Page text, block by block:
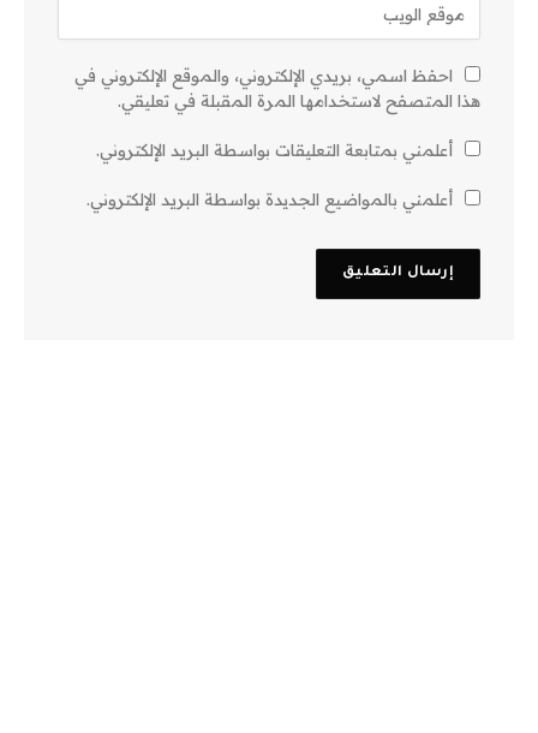
احفظ اسمي، بريدي الإلكتروني، والموقع الإلكتروني في
هذا المتصفح لاستخدامها المرة المقبلة في تعليقي.
أعلمني بمتابعة التعليقات بواسطة البريد الإلكتروني.
أعلمني بالمواضيع الجديدة بواسطة البريد الإلكتروني.